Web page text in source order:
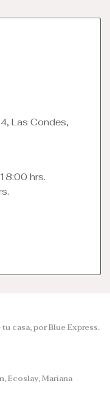
Las Condes,
hrs.
casa, por Blue Express.
Ecoslay, Mariana